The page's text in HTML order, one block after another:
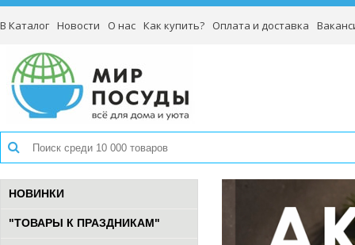
В Каталог Новости О нас Как купить? Оплата и доставка
НОВИНКИ
"ТОВАРЫ К ПРАЗДНИКАМ"